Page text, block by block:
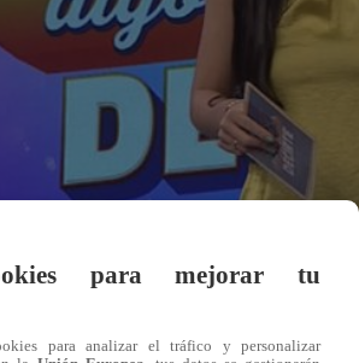
Latina
para mejorar tu
para analizar el tráfico y personalizar